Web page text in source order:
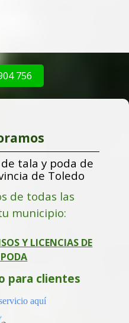
756
tala y poda de
de Toledo
de todas las
municipio:
Y LICENCIAS DE
para clientes
aquí